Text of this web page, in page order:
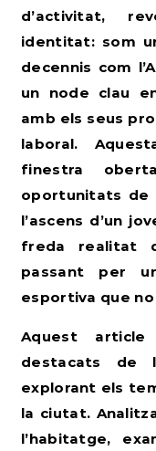
d’activitat,
identitat: som
decennis com
un node clau
amb els seus
laboral.
finestra
oportunitats de
l’ascens d’un
freda realitat
passant per
esportiva que no
Aquest
destacats de
explorant els
la ciutat.
l’habitatge,